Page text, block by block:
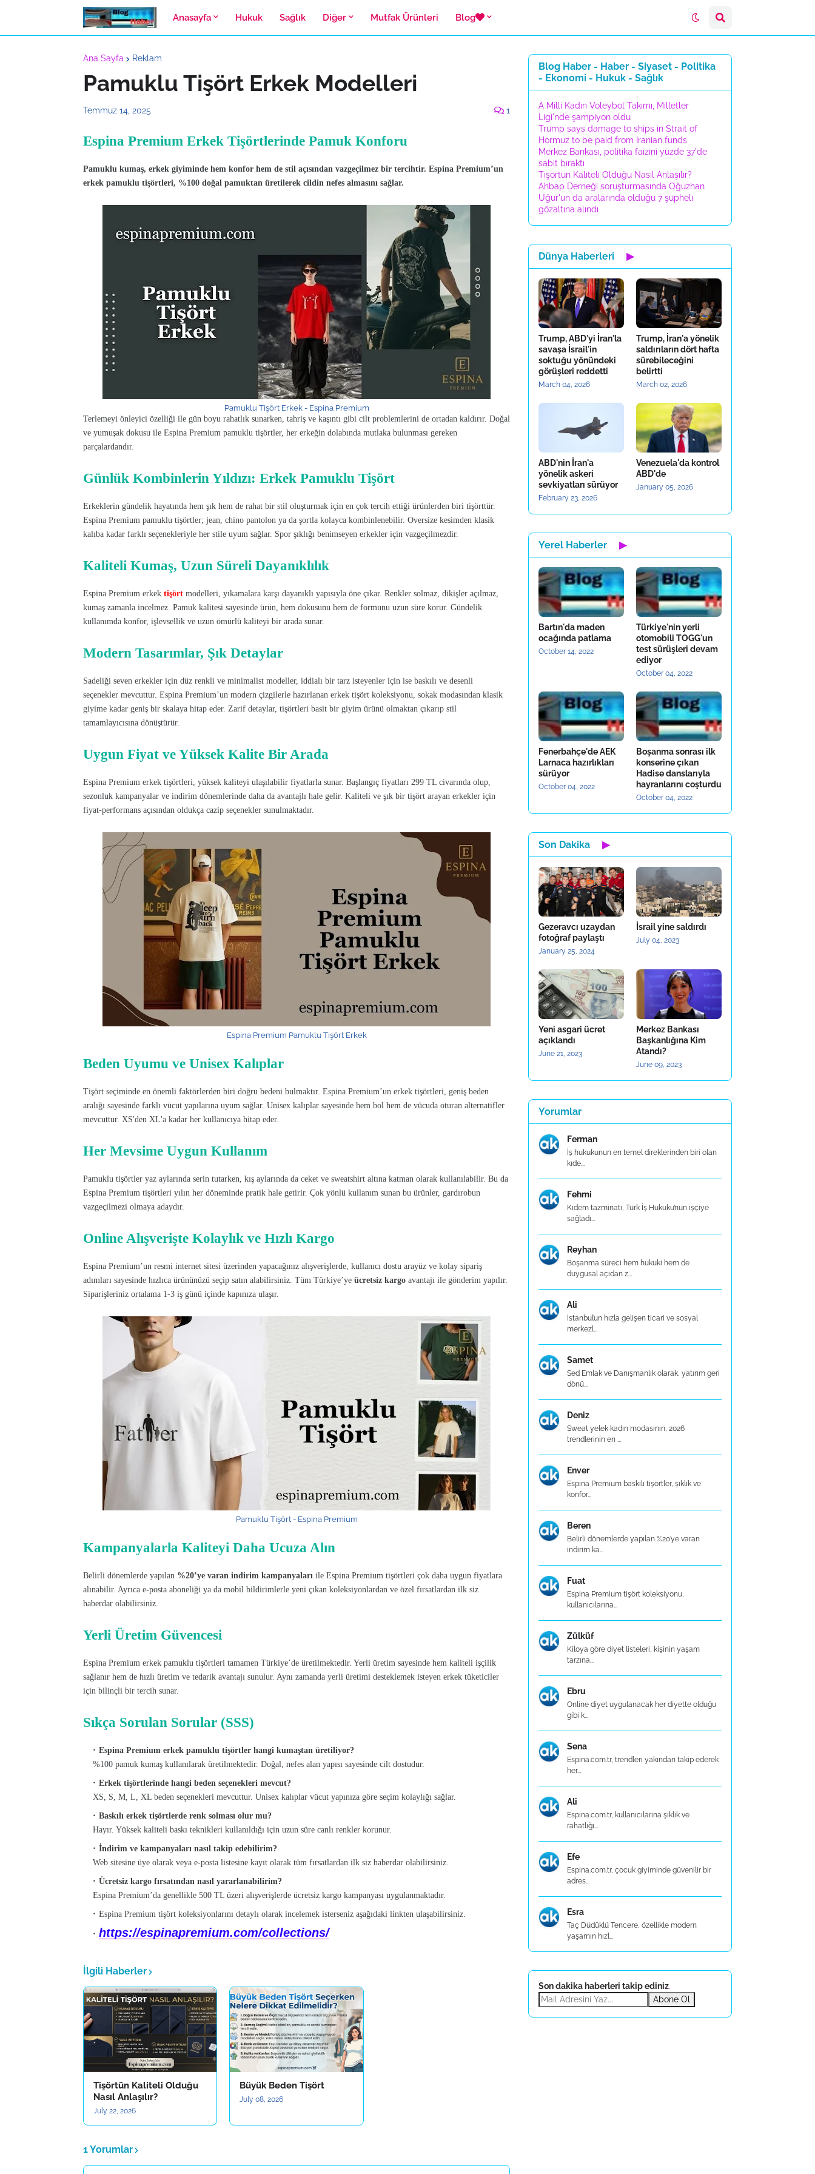
Anasayfa Hukuk Sağlık Diğer Mutfak Ürünleri Blog
Ana Sayfa Reklam
Pamuklu Tişört Erkek Modelleri
Temmuz 14, 2025 1
Espina Premium Erkek Tişörtlerinde Pamuk Konforu
Pamuklu kumaş, erkek giyiminde hem konfor hem de stil açısından vazgeçilmez bir tercihtir. Espina Premium’un
erkek pamuklu tişörtleri, %100 doğal pamuktan üretilerek cildin nefes almasını sağlar.
Pamuklu Tişört Erkek - Espina Premium
Terlemeyi önleyici özelliği ile gün boyu rahatlık sunarken, tahriş ve kaşıntı gibi cilt problemlerini de ortadan kaldırır. Doğal
ve yumuşak dokusu ile Espina Premium pamuklu tişörtler, her erkeğin dolabında mutlaka bulunması gereken
parçalardandır.
Günlük Kombinlerin Yıldızı: Erkek Pamuklu Tişört
Erkeklerin gündelik hayatında hem şık hem de rahat bir stil oluşturmak için en çok tercih ettiği ürünlerden biri tişörttür.
Espina Premium pamuklu tişörtler; jean, chino pantolon ya da şortla kolayca kombinlenebilir. Oversize kesimden klasik
kalıba kadar farklı seçenekleriyle her stile uyum sağlar. Spor şıklığı benimseyen erkekler için vazgeçilmezdir.
Kaliteli Kumaş, Uzun Süreli Dayanıklılık
Espina Premium erkek tişört modelleri, yıkamalara karşı dayanıklı yapısıyla öne çıkar. Renkler solmaz, dikişler açılmaz,
kumaş zamanla incelmez. Pamuk kalitesi sayesinde ürün, hem dokusunu hem de formunu uzun süre korur. Gündelik
kullanımda konfor, işlevsellik ve uzun ömürlü kaliteyi bir arada sunar.
Modern Tasarımlar, Şık Detaylar
Sadeliği seven erkekler için düz renkli ve minimalist modeller, iddialı bir tarz isteyenler için ise baskılı ve desenli
seçenekler mevcuttur. Espina Premium’un modern çizgilerle hazırlanan erkek tişört koleksiyonu, sokak modasından klasik
giyime kadar geniş bir skalaya hitap eder. Zarif detaylar, tişörtleri basit bir giyim ürünü olmaktan çıkarıp stil
tamamlayıcısına dönüştürür.
Uygun Fiyat ve Yüksek Kalite Bir Arada
Espina Premium erkek tişörtleri, yüksek kaliteyi ulaşılabilir fiyatlarla sunar. Başlangıç fiyatları 299 TL civarında olup,
sezonluk kampanyalar ve indirim dönemlerinde daha da avantajlı hale gelir. Kaliteli ve şık bir tişört arayan erkekler için
fiyat-performans açısından oldukça cazip seçenekler sunulmaktadır.
Espina Premium Pamuklu Tişört Erkek
Beden Uyumu ve Unisex Kalıplar
Tişört seçiminde en önemli faktörlerden biri doğru bedeni bulmaktır. Espina Premium’un erkek tişörtleri, geniş beden
aralığı sayesinde farklı vücut yapılarına uyum sağlar. Unisex kalıplar sayesinde hem bol hem de vücuda oturan alternatifler
mevcuttur. XS'den XL'a kadar her kullanıcıya hitap eder.
Her Mevsime Uygun Kullanım
Pamuklu tişörtler yaz aylarında serin tutarken, kış aylarında da ceket ve sweatshirt altına katman olarak kullanılabilir. Bu da
Espina Premium tişörtleri yılın her döneminde pratik hale getirir. Çok yönlü kullanım sunan bu ürünler, gardırobun
vazgeçilmezi olmaya adaydır.
Online Alışverişte Kolaylık ve Hızlı Kargo
Espina Premium’un resmi internet sitesi üzerinden yapacağınız alışverişlerde, kullanıcı dostu arayüz ve kolay sipariş
adımları sayesinde hızlıca ürününüzü seçip satın alabilirsiniz. Tüm Türkiye’ye ücretsiz kargo avantajı ile gönderim yapılır.
Siparişleriniz ortalama 1-3 iş günü içinde kapınıza ulaşır.
Pamuklu Tişört - Espina Premium
Kampanyalarla Kaliteyi Daha Ucuza Alın
Belirli dönemlerde yapılan %20’ye varan indirim kampanyaları ile Espina Premium tişörtleri çok daha uygun fiyatlara
alınabilir. Ayrıca e-posta aboneliği ya da mobil bildirimlerle yeni çıkan koleksiyonlardan ve özel fırsatlardan ilk siz
haberdar olabilirsiniz.
Yerli Üretim Güvencesi
Espina Premium erkek pamuklu tişörtleri tamamen Türkiye’de üretilmektedir. Yerli üretim sayesinde hem kaliteli işçilik
sağlanır hem de hızlı üretim ve tedarik avantajı sunulur. Aynı zamanda yerli üretimi desteklemek isteyen erkek tüketiciler
için bilinçli bir tercih sunar.
Sıkça Sorulan Sorular (SSS)
Espina Premium erkek pamuklu tişörtler hangi kumaştan üretiliyor?
%100 pamuk kumaş kullanılarak üretilmektedir. Doğal, nefes alan yapısı sayesinde cilt dostudur.
Erkek tişörtlerinde hangi beden seçenekleri mevcut?
XS, S, M, L, XL beden seçenekleri mevcuttur. Unisex kalıplar vücut yapınıza göre seçim kolaylığı sağlar.
Baskılı erkek tişörtlerde renk solması olur mu?
Hayır. Yüksek kaliteli baskı teknikleri kullanıldığı için uzun süre canlı renkler korunur.
İndirim ve kampanyaları nasıl takip edebilirim?
Web sitesine üye olarak veya e-posta listesine kayıt olarak tüm fırsatlardan ilk siz haberdar olabilirsiniz.
Ücretsiz kargo fırsatından nasıl yararlanabilirim?
Espina Premium’da genellikle 500 TL üzeri alışverişlerde ücretsiz kargo kampanyası uygulanmaktadır.
Espina Premium tişört koleksiyonlarını detaylı olarak incelemek isterseniz aşağıdaki linkten ulaşabilirsiniz.
https://espinapremium.com/collections/
İlgili Haberler
Tişörtün Kaliteli Olduğu
Nasıl Anlaşılır?
July 22, 2026
Büyük Beden Tişört
July 08, 2026
1 Yorumlar
Blog Haber - Haber - Siyaset - Politika
- Ekonomi - Hukuk - Sağlık
A Milli Kadın Voleybol Takımı, Milletler
Ligi'nde şampiyon oldu
Trump says damage to ships in Strait of
Hormuz to be paid from Iranian funds
Merkez Bankası, politika faizini yüzde 37'de
sabit bıraktı
Tişörtün Kaliteli Olduğu Nasıl Anlaşılır?
Ahbap Derneği soruşturmasında Oğuzhan
Uğur'un da aralarında olduğu 7 şüpheli
gözaltına alındı
Dünya Haberleri ▶
Trump, ABD'yi İran'la
savaşa İsrail'in
soktuğu yönündeki
görüşleri reddetti
March 04, 2026
Trump, İran'a yönelik
saldırıların dört hafta
sürebileceğini
belirtti
March 02, 2026
ABD'nin İran'a
yönelik askeri
sevkiyatları sürüyor
February 23, 2026
Venezuela'da kontrol
ABD'de
January 05, 2026
Yerel Haberler ▶
Bartın'da maden
ocağında patlama
October 14, 2022
Türkiye'nin yerli
otomobili TOGG'un
test sürüşleri devam
ediyor
October 04, 2022
Fenerbahçe'de AEK
Larnaca hazırlıkları
sürüyor
October 04, 2022
Boşanma sonrası ilk
konserine çıkan
Hadise danslarıyla
hayranlarını coşturdu
October 04, 2022
Son Dakika ▶
Gezeravcı uzaydan
fotoğraf paylaştı
January 25, 2024
İsrail yine saldırdı
July 04, 2023
Yeni asgari ücret
açıklandı
June 21, 2023
Merkez Bankası
Başkanlığına Kim
Atandı?
June 09, 2023
Yorumlar
Ferman
İş hukukunun en temel direklerinden biri olan
kıde...
Fehmi
Kıdem tazminatı, Türk İş Hukuku’nun işçiye
sağladı...
Reyhan
Boşanma süreci hem hukuki hem de
duygusal açıdan z...
Ali
İstanbul’un hızla gelişen ticari ve sosyal
merkezl...
Samet
Sed Emlak ve Danışmanlık olarak, yatırım geri
dönü...
Deniz
Sweat yelek kadın modasının, 2026
trendlerinin en ...
Enver
Espina Premium baskılı tişörtler, şıklık ve
konfor...
Beren
Belirli dönemlerde yapılan %20’ye varan
indirim ka...
Fuat
Espina Premium tişört koleksiyonu,
kullanıcılarına...
Zülküf
Kiloya göre diyet listeleri, kişinin yaşam
tarzına...
Ebru
Online diyet uygulanacak her diyette olduğu
gibi k...
Sena
Espina.com.tr, trendleri yakından takip ederek
her...
Ali
Espina.com.tr, kullanıcılarına şıklık ve
rahatlığı...
Efe
Espina.com.tr, çocuk giyiminde güvenilir bir
adres...
Esra
Taç Düdüklü Tencere, özellikle modern
yaşamın hızl...
Son dakika haberleri takip ediniz.
Abone Ol